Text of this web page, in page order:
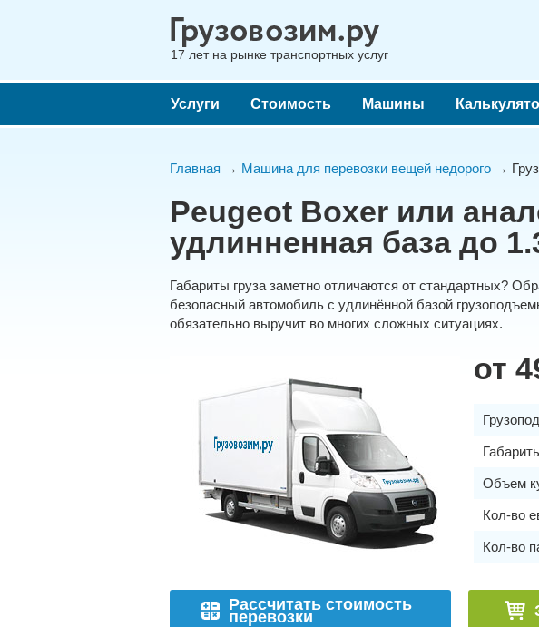
17 лет на рынке транспортных услуг
Услуги Стоимость Машины
Главная → Машина для перевозки вещей недорого →
Peugeot Boxer или
удлинненная база до
Габариты груза заметно отличаются от стандартных?
безопасный автомобиль с удлинённой базой
обязательно выручит во многих сложных ситуациях.
от
Объем
Кол-во
Кол-во
Рассчитать стоимость
перевозки